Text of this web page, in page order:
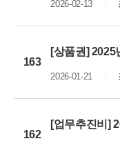
2026-02-13
163
[상품권] 2025
2026-01-21
162
[업무추진비]